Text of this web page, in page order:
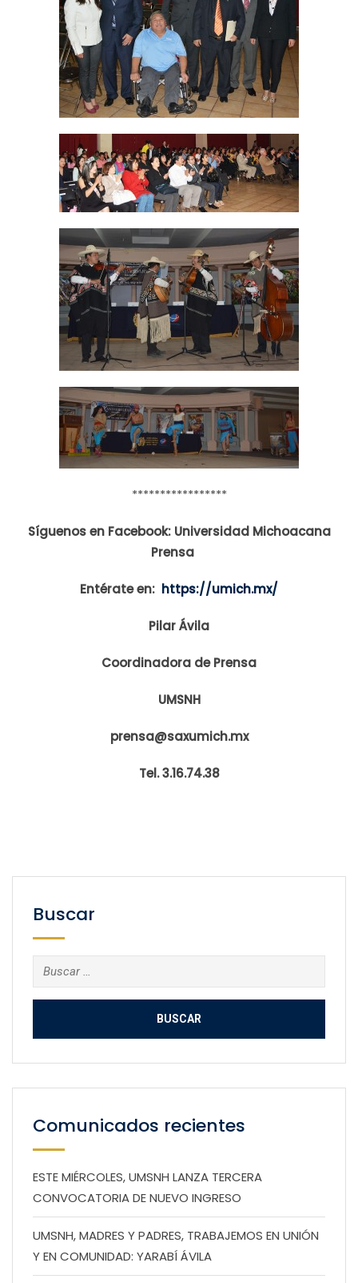
*****************
Síguenos en Facebook: Universidad Michoacana
Prensa
Entérate en: https://umich.mx/
Pilar Ávila
Coordinadora de Prensa
UMSNH
prensa@saxumich.mx
Tel. 3.16.74.38
Buscar
Buscar:
Comunicados recientes
ESTE MIÉRCOLES, UMSNH LANZA TERCERA
CONVOCATORIA DE NUEVO INGRESO
UMSNH, MADRES Y PADRES, TRABAJEMOS EN UNIÓN
Y EN COMUNIDAD: YARABÍ ÁVILA